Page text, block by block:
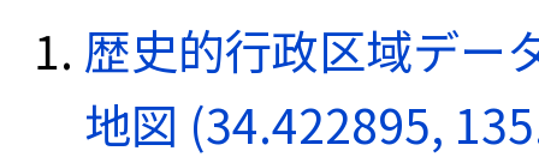
歴史的行政区域デー
地図 (34.422895,